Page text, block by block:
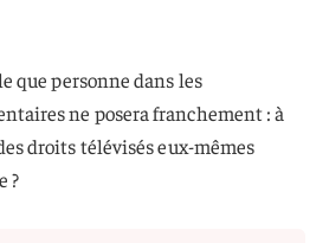
que personne dans les
ne posera franchement : à
droits télévisés eux-mêmes
?